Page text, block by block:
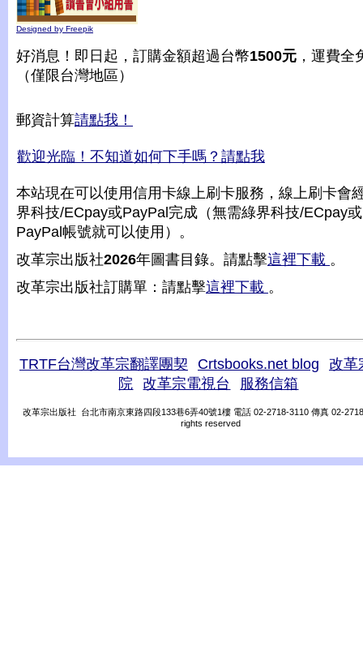
Designed by Freepik
好消息！即日起，訂購金額超過台幣1500元 ，運費全
（僅限台灣地區）
郵資計算請點我！
歡迎光臨！不知道如何下手嗎？請點我
本站現在可以使用信用卡線上刷卡服務，線上刷卡會
界科技/ECpay或PayPal完成（無需綠界科技/ECpay或
PayPal帳號就可以使用）。
改革宗出版社2026年圖書目錄。請點擊這裡下載 。
改革宗出版社訂購單：請點擊這裡下載 。
TRTF台灣改革宗翻譯團契 Crtsbooks.net blog
改革
院
改革宗電視台 服務信箱
改革宗出版社 台北市南京東路四段133巷6弄40號1樓 電話 02-2718-3110 傳真 02-
rights reserved